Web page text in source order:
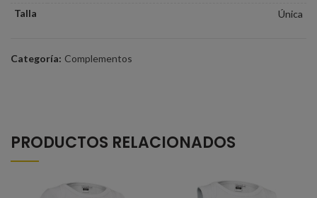
Talla
Única
Categoría: Complementos
PRODUCTOS RELACIONADOS